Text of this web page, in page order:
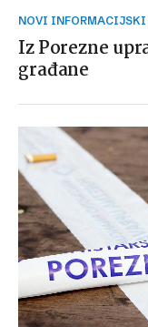
NOVI
Iz Porezne
građane